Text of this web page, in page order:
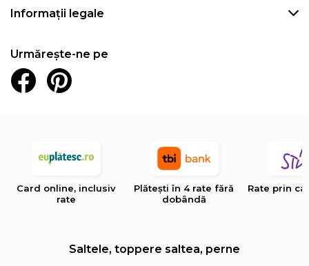
Informații legale
Urmărește-ne pe
Card online, inclusiv
rate
Plătești în 4 rate fără
dobândă
Rate prin
Saltele, toppere saltea, perne